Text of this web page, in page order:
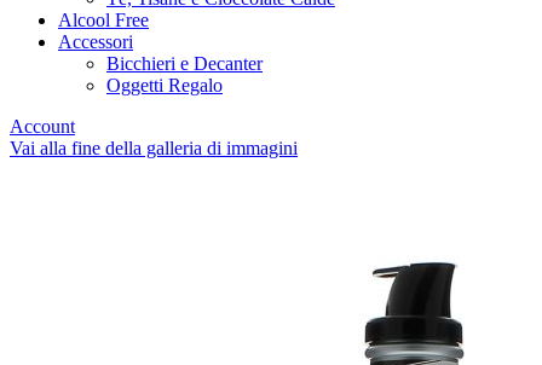
Alcool Free
Accessori
Bicchieri e Decanter
Oggetti Regalo
Account
Vai alla fine della galleria di immagini